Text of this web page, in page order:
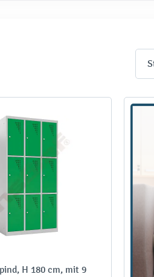
H 180 cm, mit 9